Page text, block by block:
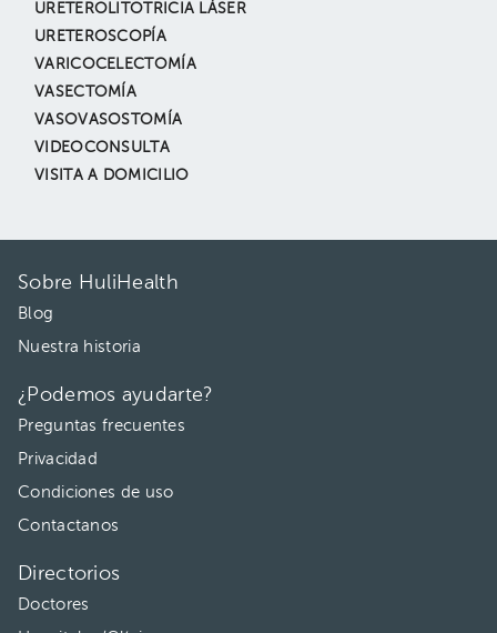
URETEROLITOTRICIA LÁSER
URETEROSCOPÍA
VARICOCELECTOMÍA
VASECTOMÍA
VASOVASOSTOMÍA
VIDEOCONSULTA
VISITA A DOMICILIO
Sobre HuliHealth
Blog
Nuestra historia
¿Podemos ayudarte?
Preguntas frecuentes
Privacidad
Condiciones de uso
Contactanos
Directorios
Doctores